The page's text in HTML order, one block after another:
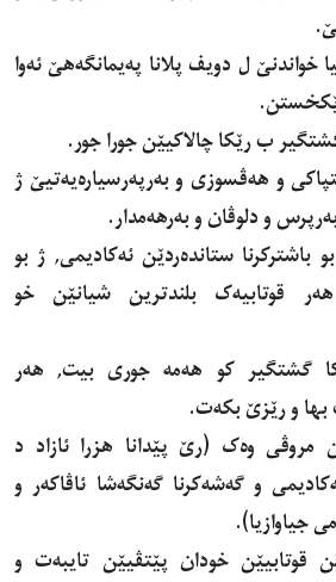
خواندنێ ل دویف پلانا پەیمانگەهێ ئەوا
و هەڤسوزى و بەرپەرسیارەیەتیێ ژ
و دلوڤان و بەرهەمدار.
باشترکرنا ستاندەردێن ئەکادیمی, ژ بو
قوتابیەک بلندترین شیانێن خو
گشتگیر کو هەمە جوری بیت, هەر
و رێزێ بکەت.
مروڤی وەک (رێ پێدانا هزرا ئازاد د
و گەشەکرنا گەنگەشا ئاڤاکەر و
جیاوازیا).
قوتابیێن خودان پێتڤیێن تایبەت و